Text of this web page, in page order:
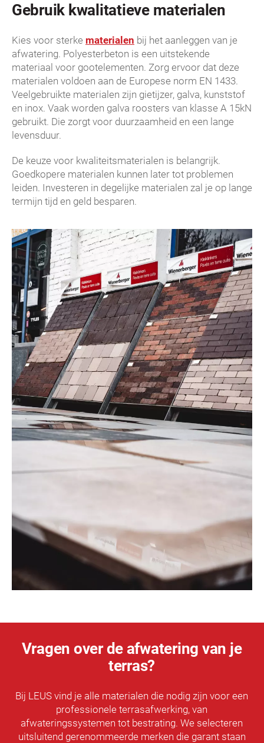
Gebruik kwalitatieve materialen
Kies voor sterke materialen bij het aanleggen van je
afwatering. Polyesterbeton is een uitstekende
materiaal voor gootelementen. Zorg ervoor dat deze
materialen voldoen aan de Europese norm EN 1433.
Veelgebruikte materialen zijn gietijzer, galva, kunststof
en inox. Vaak worden galva roosters van klasse A 15kN
gebruikt. Die zorgt voor duurzaamheid en een lange
levensduur.
De keuze voor kwaliteitsmaterialen is belangrijk.
Goedkopere materialen kunnen later tot problemen
leiden. Investeren in degelijke materialen zal je op lange
termijn tijd en geld besparen.
Vragen over de afwatering van je
terras?
Bij LEUS vind je alle materialen die nodig zijn voor een
professionele terrasafwerking, van
afwateringssystemen tot bestrating. We selecteren
uitsluitend gerenommeerde merken die garant staan